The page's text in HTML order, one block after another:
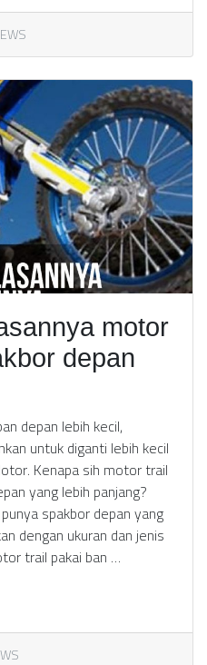
motor
depan
depan lebih kecil,
untuk diganti lebih kecil
Kenapa sih motor trail
yang lebih panjang?
spakbor depan yang
dengan ukuran dan jenis
trail pakai ban …